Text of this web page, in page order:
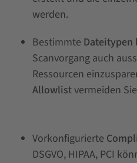
werden.
Bestimmte Dateitypen
Scanvorgang auch
Ressourcen
Allowlist vermeiden
Vorkonfigurierte
DSGVO, HIPAA, PCI